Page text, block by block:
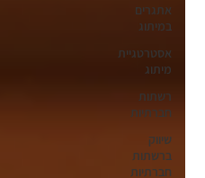
אתגרים
במיתוג
אסטרטגיית
מיתוג
רשתות
חברתיות
שיווק
ברשתות
חברתיות